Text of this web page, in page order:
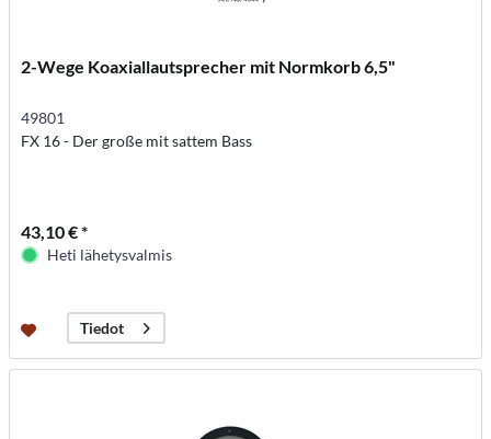
2-Wege Koaxiallautsprecher mit Normkorb 6,5"
49801
FX 16 - Der große mit sattem Bass
43,10 € *
Heti lähetysvalmis
Tiedot